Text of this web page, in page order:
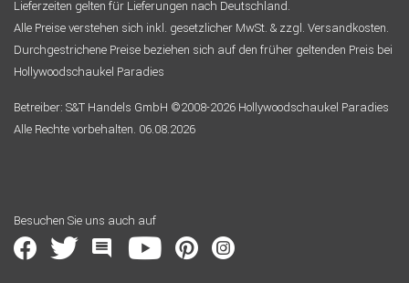
Lieferzeiten gelten für Lieferungen nach Deutschland.
Alle Preise verstehen sich inkl. gesetzlicher MwSt. & zzgl. Versandkosten.
Durchgestrichene Preise beziehen sich auf den früher geltenden Preis bei
Hollywoodschaukel Paradies
Betreiber: S&T Handels GmbH ©2008-2026 Hollywoodschaukel Paradies
Alle Rechte vorbehalten. 06.08.2026
Besuchen Sie uns auch auf